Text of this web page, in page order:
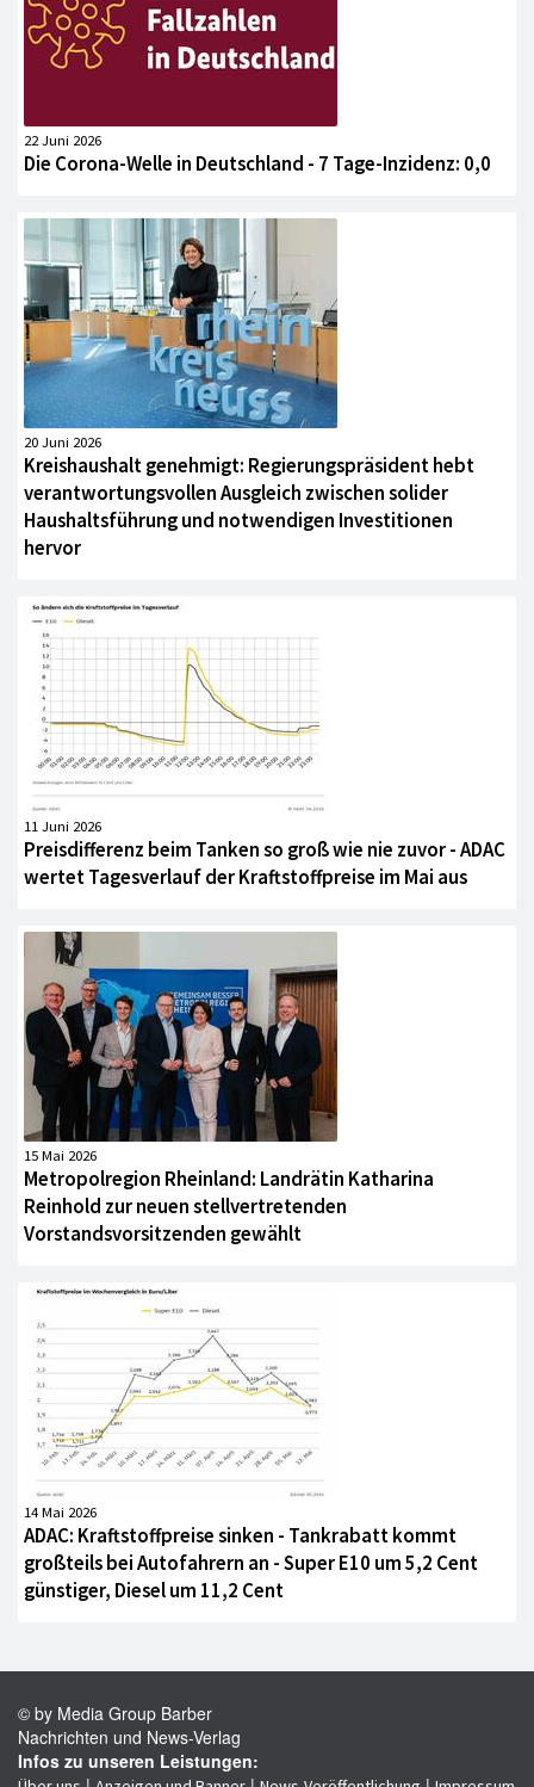
22 Juni 2026
Die Corona-Welle in Deutschland - 7 Tage-Inzidenz: 0,0
20 Juni 2026
Kreishaushalt genehmigt: Regierungspräsident hebt
verantwortungsvollen Ausgleich zwischen solider
Haushaltsführung und notwendigen Investitionen
hervor
11 Juni 2026
Preisdifferenz beim Tanken so groß wie nie zuvor - ADAC
wertet Tagesverlauf der Kraftstoffpreise im Mai aus
15 Mai 2026
Metropolregion Rheinland: Landrätin Katharina
Reinhold zur neuen stellvertretenden
Vorstandsvorsitzenden gewählt
14 Mai 2026
ADAC: Kraftstoffpreise sinken - Tankrabatt kommt
großteils bei Autofahrern an - Super E10 um 5,2 Cent
günstiger, Diesel um 11,2 Cent
© by Media Group Barber
Nachrichten und News-Verlag
Infos zu unseren Leistungen: